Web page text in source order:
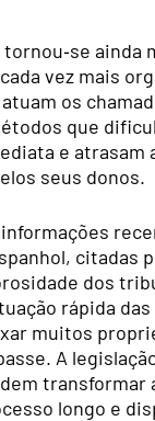
ainda
vez mais
os
que
e atrasam
seus donos.
citadas
dos
rápida
muitos
A
transformar
longo e